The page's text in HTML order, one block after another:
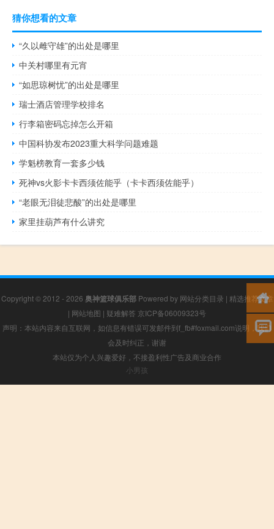
猜你想看的文章
“久以雌守雄”的出处是哪里
中关村哪里有元宵
“如思琼树忧”的出处是哪里
瑞士酒店管理学校排名
行李箱密码忘掉怎么开箱
中国科协发布2023重大科学问题难题
学魁榜教育一套多少钱
死神vs火影卡卡西须佐能乎（卡卡西须佐能乎）
“老眼无泪徒悲酸”的出处是哪里
家里挂葫芦有什么讲究
Copyright © 2012 - 2026 奥神篮球俱乐部Powered by 网站分类目录 | 精选推荐文章
| 网站地图 | 疑难解答 京ICP备06009323号
声明：本站内容来自互联网，如信息有错误可发邮件到f_fb#foxmail.com说明，我们
会及时纠正，谢谢
本站仅为个人兴趣爱好，不接盈利性广告及商业合作
小男孩